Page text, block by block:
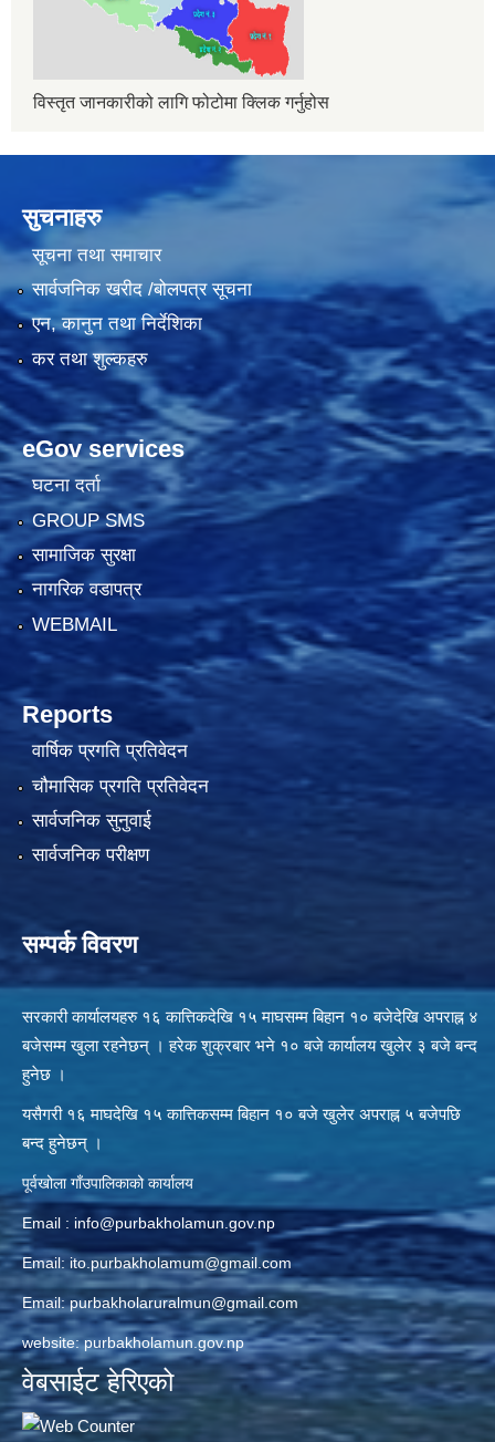
विस्तृत जानकारीको लागि फोटोमा क्लिक गर्नुहोस
सुचनाहरु
सूचना तथा समाचार
सार्वजनिक खरीद /बोलपत्र सूचना
एन, कानुन तथा निर्देशिका
कर तथा शुल्कहरु
eGov services
घटना दर्ता
GROUP SMS
सामाजिक सुरक्षा
नागरिक वडापत्र
WEBMAIL
Reports
वार्षिक प्रगति प्रतिवेदन
चौमासिक प्रगति प्रतिवेदन
सार्वजनिक सुनुवाई
सार्वजनिक परीक्षण
सम्पर्क विवरण
सरकारी कार्यालयहरु १६ कात्तिकदेखि १५ माघसम्म बिहान १० बजेदेखि अपराह्न ४
बजेसम्म खुला रहनेछन् । हरेक शुक्रबार भने १० बजे कार्यालय खुलेर ३ बजे बन्द
हुनेछ ।
यसैगरी १६ माघदेखि १५ कात्तिकसम्म बिहान १० बजे खुलेर अपराह्न ५ बजेपछि
बन्द हुनेछन् ।
पूर्वखोला गाँउपालिकाको कार्यालय
Email : info@purbakholamun.gov.np
Email: ito.purbakholamum@gmail.com
Email:purbakholaruralmun@gmail.com
website: purbakholamun.gov.np
वेबसाईट हेरिएको